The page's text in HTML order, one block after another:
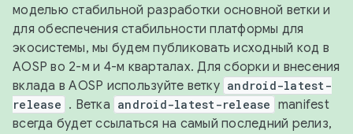
моделью стабильной разработки основной ветки и
для обеспечения стабильности платформы для
экосистемы, мы будем публиковать исходный код в
AOSP во 2-м и 4-м кварталах. Для сборки и внесения
вклада в AOSP используйте ветку android-latest-
release . Ветка android-latest-release manifest
всегда будет ссылаться на самый последний релиз,